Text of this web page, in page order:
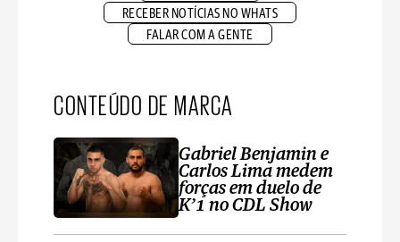
RECEBER NOTÍCIAS NO WHATS
FALAR COM A GENTE
CONTEÚDO DE MARCA
Gabriel Benjamin e
Carlos Lima medem
forças em duelo de
K’1 no CDL Show